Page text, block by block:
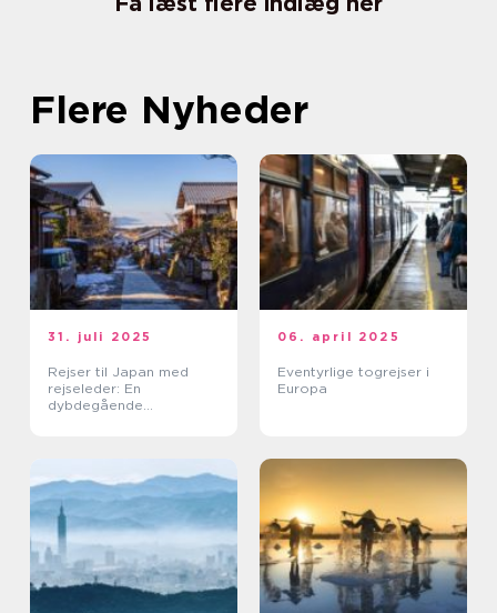
Flere Nyheder
31. juli 2025
Rejser til Japan med
rejseleder: En
dybdegående
06. april 2025
Eventyrlige togrejser i
Europa